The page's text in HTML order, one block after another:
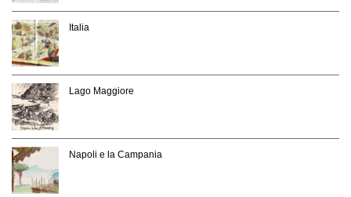
Italia
Lago Maggiore
Napoli e la Campania